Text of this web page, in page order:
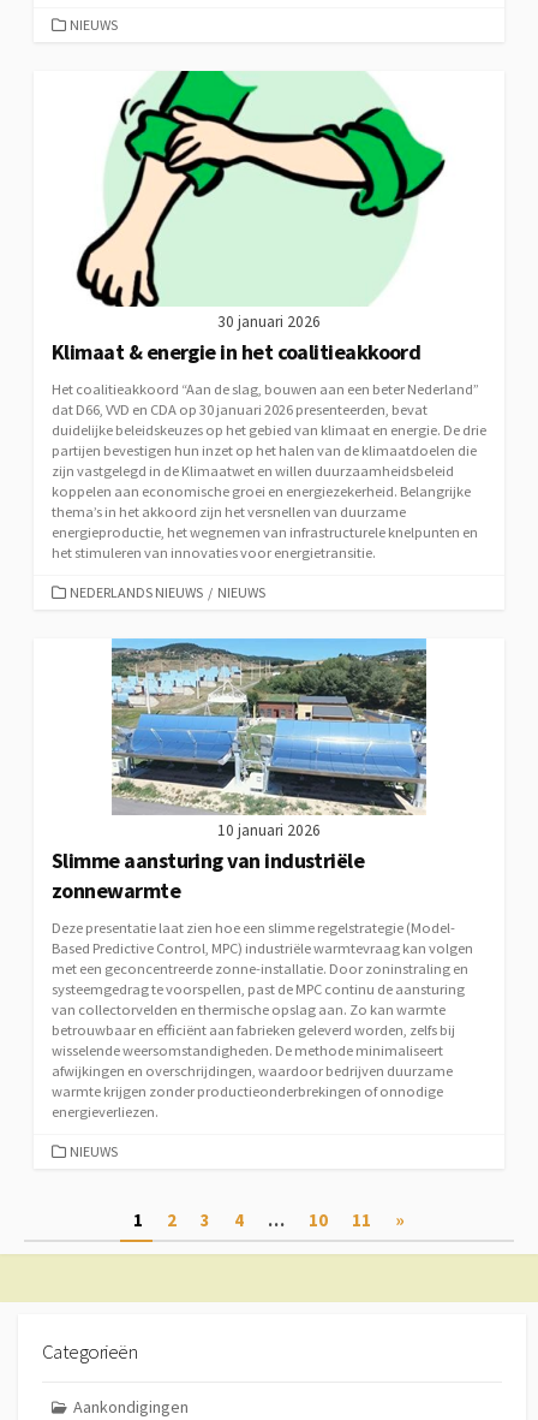
CATEGORIEËN
NIEUWS
30 januari 2026
Klimaat & energie in het coalitieakkoord
Het coalitieakkoord “Aan de slag, bouwen aan een beter Nederland”
dat D66, VVD en CDA op 30 januari 2026 presenteerden, bevat
duidelijke beleidskeuzes op het gebied van klimaat en energie. De drie
partijen bevestigen hun inzet op het halen van de klimaatdoelen die
zijn vastgelegd in de Klimaatwet en willen duurzaamheidsbeleid
koppelen aan economische groei en energiezekerheid. Belangrijke
thema’s in het akkoord zijn het versnellen van duurzame
energieproductie, het wegnemen van infrastructurele knelpunten en
het stimuleren van innovaties voor energietransitie.
CATEGORIEËN
NEDERLANDS NIEUWS / NIEUWS
10 januari 2026
Slimme aansturing van industriële
zonnewarmte
Deze presentatie laat zien hoe een slimme regelstrategie (Model-
Based Predictive Control, MPC) industriële warmtevraag kan volgen
met een geconcentreerde zonne-installatie. Door zoninstraling en
systeemgedrag te voorspellen, past de MPC continu de aansturing
van collectorvelden en thermische opslag aan. Zo kan warmte
betrouwbaar en efficiënt aan fabrieken geleverd worden, zelfs bij
wisselende weersomstandigheden. De methode minimaliseert
afwijkingen en overschrijdingen, waardoor bedrijven duurzame
warmte krijgen zonder productieonderbrekingen of onnodige
energieverliezen.
CATEGORIEËN
NIEUWS
Berichtnavigatie
1 2 3 4 … 10 11 »
Categorieën
Aankondigingen